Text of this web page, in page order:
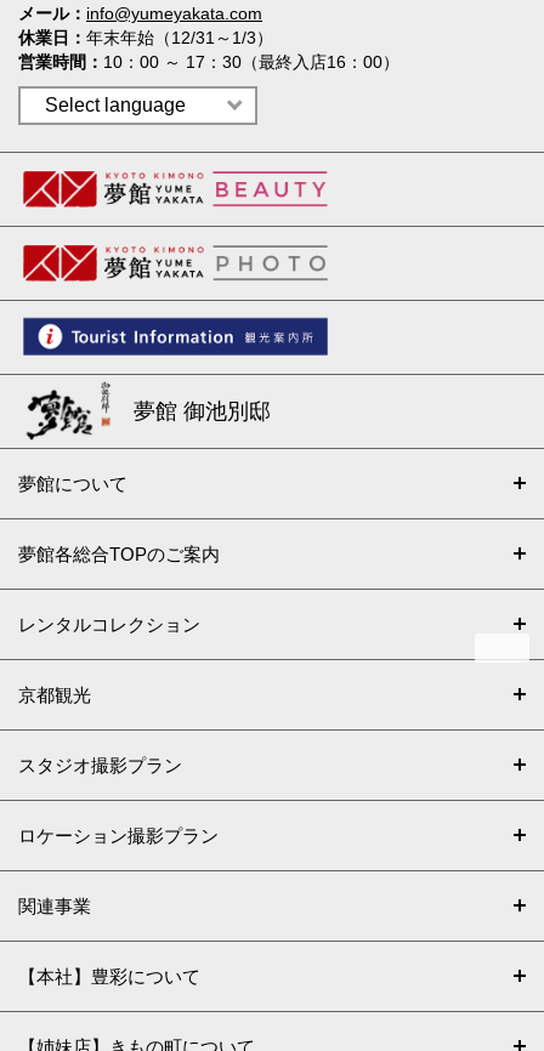
メール
info@yumeyakata.com
休業日
年末年始（12/31～1/3）
営業時間
10：00 ～ 17：30（最終入店16：00）
夢館 御池別邸
夢館について
夢館各総合TOPのご案内
レンタルコレクション
京都観光
スタジオ撮影プラン
ロケーション撮影プラン
関連事業
【本社】豊彩について
【姉妹店】きもの町について